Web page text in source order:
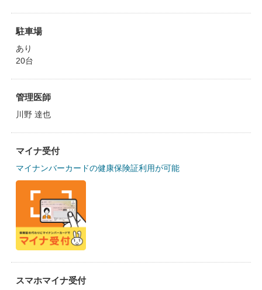
駐車場
あり
20台
管理医師
川野 達也
マイナ受付
マイナンバーカードの健康保険証利用が可能
スマホマイナ受付